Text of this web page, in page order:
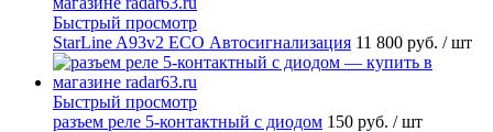
Быстрый просмотр
StarLine A93v2 ECO Автосигнализация 11 800 руб. / шт
Быстрый просмотр
разъем реле 5-контактный с диодом 150 руб. / шт